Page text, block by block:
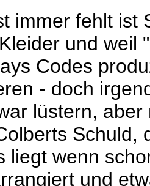
immer fehlt ist
und weil
Codes
- doch
lüstern,
Schuld,
liegt wenn
und